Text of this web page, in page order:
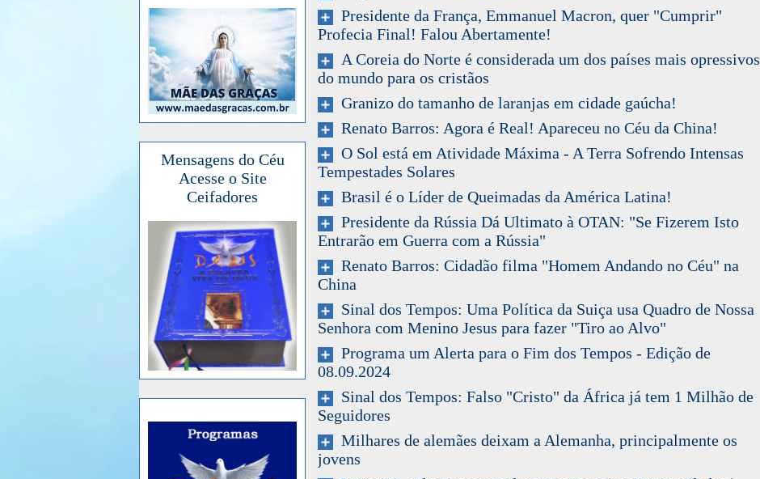
Mensagens do Céu
Acesse o Site
Ceifadores
Presidente da França, Emmanuel Macron, quer "Cumprir"
Profecia Final! Falou Abertamente!
A Coreia do Norte é considerada um dos países mais opressivos
do mundo para os cristãos
Granizo do tamanho de laranjas em cidade gaúcha!
Renato Barros: Agora é Real! Apareceu no Céu da China!
O Sol está em Atividade Máxima - A Terra Sofrendo Intensas
Tempestades Solares
Brasil é o Líder de Queimadas da América Latina!
Presidente da Rússia Dá Ultimato à OTAN: "Se Fizerem Isto
Entrarão em Guerra com a Rússia"
Renato Barros: Cidadão filma "Homem Andando no Céu" na
China
Sinal dos Tempos: Uma Política da Suiça usa Quadro de Nossa
Senhora com Menino Jesus para fazer "Tiro ao Alvo"
Programa um Alerta para o Fim dos Tempos - Edição de
08.09.2024
Sinal dos Tempos: Falso "Cristo" da África já tem 1 Milhão de
Seguidores
Milhares de alemães deixam a Alemanha, principalmente os
jovens